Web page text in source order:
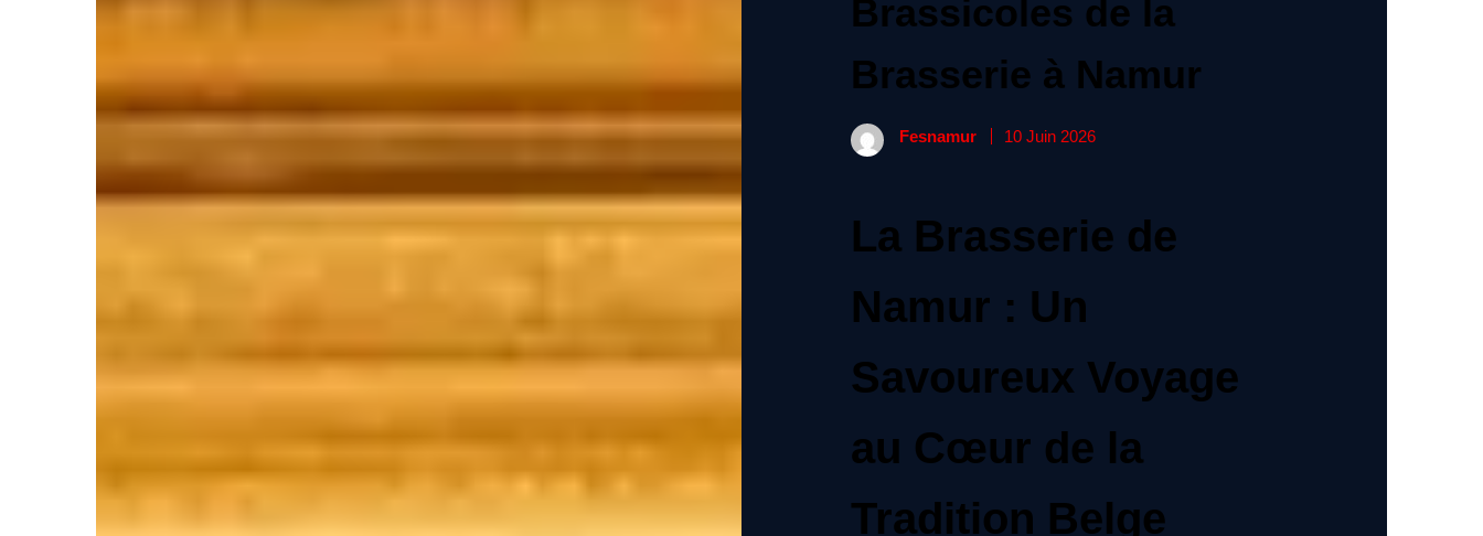
Brassicoles de la
Brasserie à Namur
Fesnamur 10 Juin 2026
La Brasserie de
Namur : Un
Savoureux Voyage
au Cœur de la
Tradition Belge